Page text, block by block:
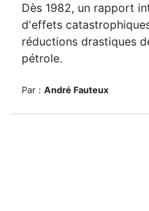
Dès 1982, un rapport
d'effets
réductions drastiques
pétrole.
Par : André Fauteux